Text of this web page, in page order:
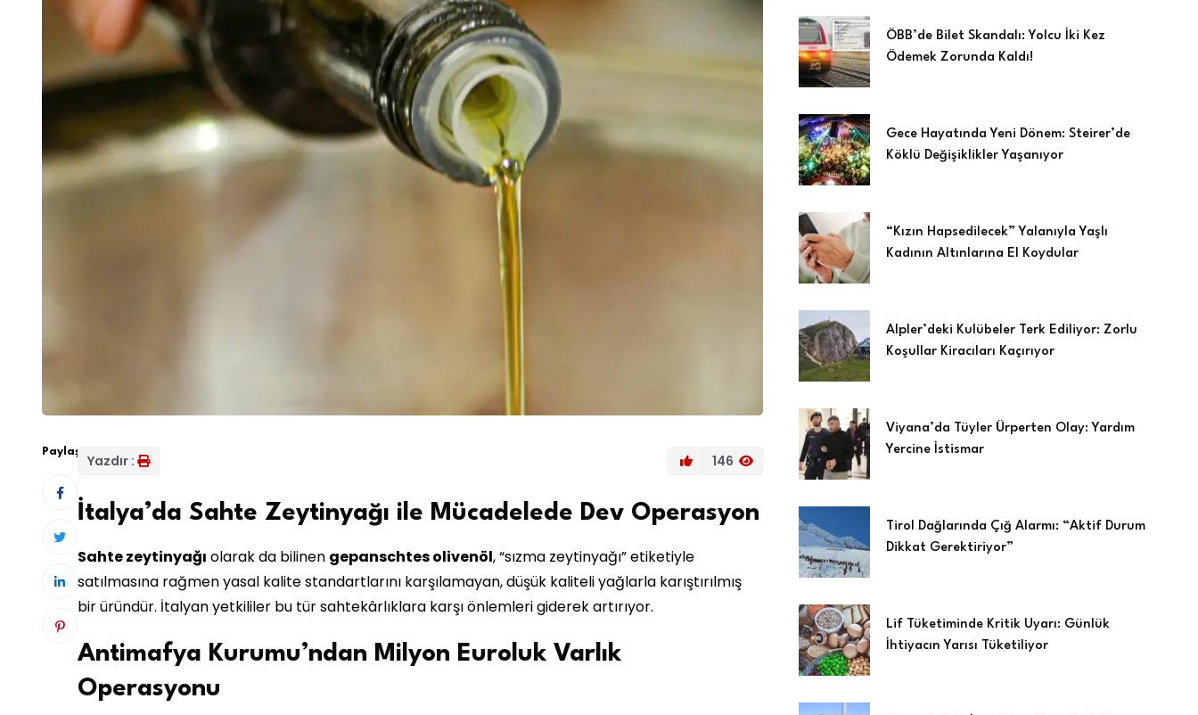
Paylaş:
Yazdır : 146
İtalya’da Sahte Zeytinyağı ile Mücadelede Dev Operasyon
Sahte zeytinyağı olarak da bilinen gepanschtes olivenöl, “sızma zeytinyağı” etiketiyle
satılmasına rağmen yasal kalite standartlarını karşılamayan, düşük kaliteli yağlarla karıştırılmış
bir üründür. İtalyan yetkililer bu tür sahtekârlıklara karşı önlemleri giderek artırıyor.
Antimafya Kurumu’ndan Milyon Euroluk Varlık
Operasyonu
ÖBB’de Bilet Skandalı: Yolcu İki Kez
Ödemek Zorunda Kaldı!
Gece Hayatında Yeni Dönem: Steirer’de
Köklü Değişiklikler Yaşanıyor
“Kızın Hapsedilecek” Yalanıyla Yaşlı
Kadının Altınlarına El Koydular
Alpler’deki Kulübeler Terk Ediliyor: Zorlu
Koşullar Kiracıları Kaçırıyor
Viyana’da Tüyler Ürperten Olay: Yardım
Yercine İstismar
Tirol Dağlarında Çığ Alarmı: “Aktif Durum
Dikkat Gerektiriyor”
Lif Tüketiminde Kritik Uyarı: Günlük
İhtiyacın Yarısı Tüketiliyor